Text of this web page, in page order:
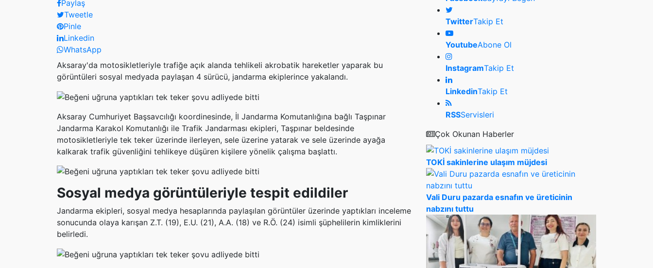
Paylaş
Tweetle
Pinle
Linkedin
WhatsApp
Aksaray'da motosikletleriyle trafiğe açık alanda tehlikeli akrobatik hareketler yaparak bu
görüntüleri sosyal medyada paylaşan 4 sürücü, jandarma ekiplerince yakalandı.
Aksaray Cumhuriyet Başsavcılığı koordinesinde, İl Jandarma Komutanlığına bağlı Taşpınar
Jandarma Karakol Komutanlığı ile Trafik Jandarması ekipleri, Taşpınar beldesinde
motosikletleriyle tek teker üzerinde ilerleyen, sele üzerine yatarak ve sele üzerinde ayağa
kalkarak trafik güvenliğini tehlikeye düşüren kişilere yönelik çalışma başlattı.
Sosyal medya görüntüleriyle tespit edildiler
Jandarma ekipleri, sosyal medya hesaplarında paylaşılan görüntüler üzerinde yaptıkları inceleme
sonucunda olaya karışan Z.T. (19), E.U. (21), A.A. (18) ve R.Ö. (24) isimli şüphelilerin kimliklerini
belirledi.
TwitterTakip Et
YoutubeAbone Ol
InstagramTakip Et
LinkedinTakip Et
RSSServisleri
Çok Okunan Haberler
TOKİ sakinlerine ulaşım müjdesi
Vali Duru pazarda esnafın ve üreticinin
nabzını tuttu